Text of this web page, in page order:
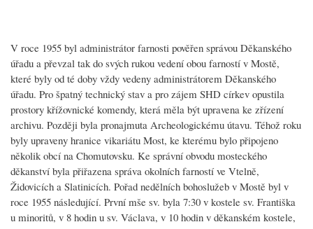
V roce 1955 byl administrátor farnosti pověřen správou Děkanského
úřadu a převzal tak do svých rukou vedení obou farností v Mostě,
které byly od té doby vždy vedeny administrátorem Děkanského
úřadu. Pro špatný technický stav a pro zájem SHD církev opustila
prostory křížovnické komendy, která měla být upravena ke zřízení
archivu. Později byla pronajmuta Archeologickému útavu. Téhož roku
byly upraveny hranice vikariátu Most, ke kterému bylo připojeno
několik obcí na Chomutovsku. Ke správní obvodu mosteckého
děkanství byla přiřazena správa okolních farností ve Vtelně,
Židovicích a Slatinicích. Pořad nedělních bohoslužeb v Mostě byl v
roce 1955 následující. První mše sv. byla 7:30 v kostele sv. Františka
u minoritů, v 8 hodin u sv. Václava, v 10 hodin v děkanském kostele,